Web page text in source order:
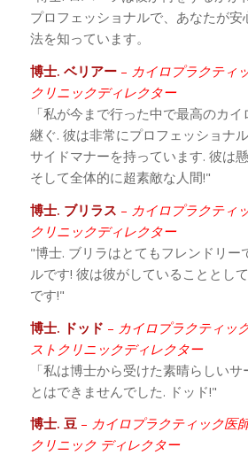
プロフェッショナルで、あなたが
法を知っています。
博士. ベリアー– カイロプラクティ
クリニックディレクター
「私が今まで行った中で最高のカ
継ぐ. 彼は非常にプロフェッショナ
サイドマナーを持っています. 彼は
そして全体的に超素敵な人間!"
博士. ブリラス – カイロプラクティ
クリニックディレクター
"博士. ブリラはとてもフレンドリー
ルです! 彼は彼がしていることとし
です!"
博士. ドッド – カイロプラクティッ
ストクリニックディレクター
「私は博士から受けた素晴らしい
とはできませんでした. ドッド!"
博士. 豆– カイロプラクティック医
クリニック ディレクター